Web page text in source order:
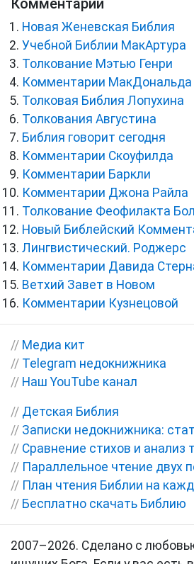
Комментарии
Новая Женевская Библия
Учебной Библии МакАртура
Толкование Мэтью Генри
Комментарии МакДональда
Толковая Библия Лопухина
Толкования Августина
Библия говорит сегодня
Комментарии Скоуфилда
Комментарии Баркли
Комментарии Джона Райла
Толкование Феофилакта
Новый Библейский
Лингвистический. Роджерс
Комментарии Давида
Ветхий Завет в Новом
Комментарии Кузнецовой
// Медиа кит
// Telegram недокнижника
// Наш YouTube канал
// Детская Библия
// Записки недокнижника:
// Сравнение стихов и анализ
// Параллельное чтение двух
// План чтения Библии на
// Бесплатно скачать Библию
2007–2026. Сделано с